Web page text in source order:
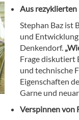
Aus
Stephan Baz ist
und
Denkendorf.
Frage diskutiert
und technische
Eigenschaften
Garne und
Verspinnen von